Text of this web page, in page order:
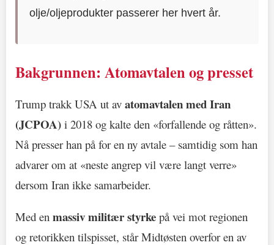
olje/oljeprodukter passerer her hvert år.
Bakgrunnen: Atomavtalen og presset
Trump trakk USA ut av atomavtalen med Iran
(JCPOA) i 2018 og kalte den «forfallende og råtten».
Nå presser han på for en ny avtale – samtidig som han
advarer om at «neste angrep vil være langt verre»
dersom Iran ikke samarbeider.
Med en massiv militær styrke på vei mot regionen
og retorikken tilspisset, står Midtøsten overfor en av